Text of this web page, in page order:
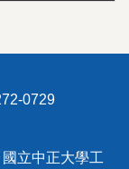
0729
立中正大學工